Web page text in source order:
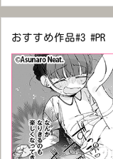
おすすめ作品#3 #PR